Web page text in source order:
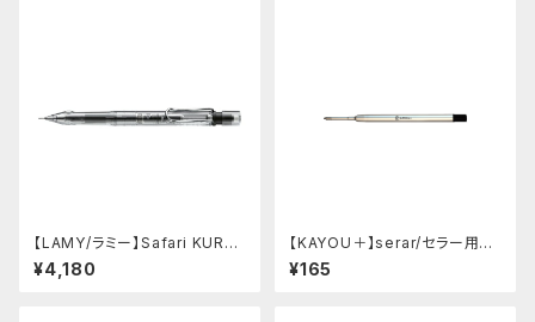
【LAMY/ラミー】Safari KURU
TOGA inside シャープペンシ
ル (ビスタ)
¥4,180
【KAYOU＋】serar/セラー用リ
フィル
¥165